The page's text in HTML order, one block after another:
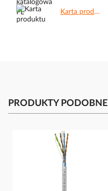
Karta produktu.pdf
PRODUKTY PODOBNE